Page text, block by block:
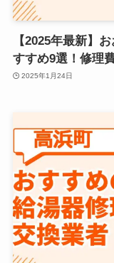
【2025年最新】
すすめ9選！修理
2025年1月24日